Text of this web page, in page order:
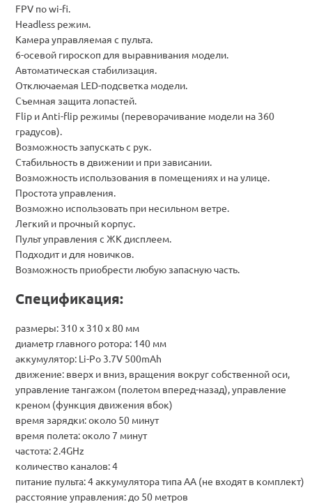
FPV по wi-fi.
Headless режим.
Камера управляемая с пульта.
6-осевой гироскоп для выравнивания модели.
Автоматическая стабилизация.
Отключаемая LED-подсветка модели.
Съемная защита лопастей.
Flip и Anti-flip режимы (переворачивание модели на 360
градусов).
Возможность запускать с рук.
Стабильность в движении и при зависании.
Возможность использования в помещениях и на улице.
Простота управления.
Возможно использовать при несильном ветре.
Легкий и прочный корпус.
Пульт управления с ЖК дисплеем.
Подходит и для новичков.
Возможность приобрести любую запасную часть.
Спецификация:
размеры: 310 х 310 х 80 мм
диаметр главного ротора: 140 мм
аккумулятор: Li-Po 3.7V 500mAh
движение: вверх и вниз, вращения вокруг собственной оси,
управление тангажом (полетом вперед-назад), управление
креном (функция движения вбок)
время зарядки: около 50 минут
время полета: около 7 минут
частота: 2.4GHz
количество каналов: 4
питание пульта: 4 аккумулятора типа АА (не входят в комплект)
расстояние управления: до 50 метров